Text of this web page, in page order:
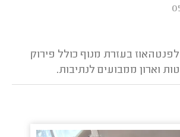
בעזרת מנוף כולל פירוק
וארון ממבועים לנתיבות.